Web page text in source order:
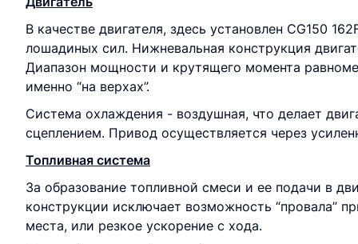
В качестве двигателя, здесь установлен CG150
лошадиных сил. Нижневальная конструкция
Диапазон мощности и крутящего момента
именно “на верхах”.
Система охлаждения - воздушная, что делает
сцеплением. Привод осуществляется через
Топливная система
За образование топливной смеси и ее подачи в
конструкции исключает возможность “провала”
места, или резкое ускорение с хода.